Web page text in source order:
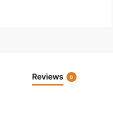
Reviews 0